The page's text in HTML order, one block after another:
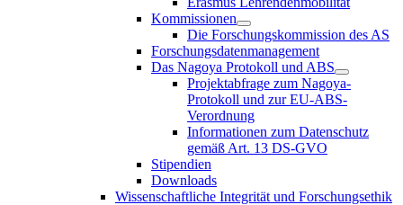
Kommissionen
Die Forschungskommission des AS
Forschungsdatenmanagement
Das Nagoya Protokoll und ABS
Projektabfrage zum Nagoya-
Protokoll und zur EU-ABS-
Verordnung
Informationen zum Datenschutz
gemäß Art. 13 DS-GVO
Stipendien
Downloads
Wissenschaftliche Integrität und Forschungsethik